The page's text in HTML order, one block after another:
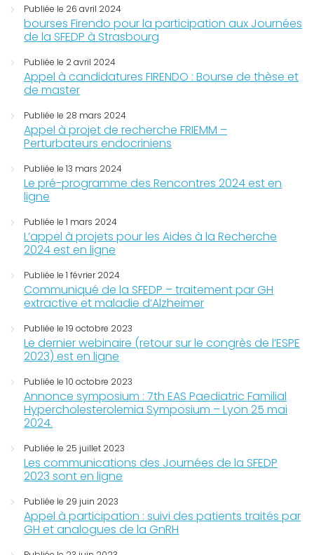
Publiée le 26 avril 2024
bourses Firendo pour la participation aux Journées
de la SFEDP à Strasbourg
Publiée le 2 avril 2024
Appel à candidatures FIRENDO : Bourse de thèse et
de master
Publiée le 28 mars 2024
Appel à projet de recherche FRIEMM –
Perturbateurs endocriniens
Publiée le 13 mars 2024
Le pré-programme des Rencontres 2024 est en
ligne
Publiée le 1 mars 2024
L’appel à projets pour les Aides à la Recherche
2024 est en ligne
Publiée le 1 février 2024
Communiqué de la SFEDP – traitement par GH
extractive et maladie d’Alzheimer
Publiée le 19 octobre 2023
Le dernier webinaire (retour sur le congrès de l’ESPE
2023) est en ligne
Publiée le 10 octobre 2023
Annonce symposium : 7th EAS Paediatric Familial
Hypercholesterolemia Symposium – Lyon 25 mai
2024.
Publiée le 25 juillet 2023
Les communications des Journées de la SFEDP
2023 sont en ligne
Publiée le 29 juin 2023
Appel à participation : suivi des patients traités par
GH et analogues de la GnRH